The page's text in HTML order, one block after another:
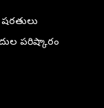
పరిష్కారం